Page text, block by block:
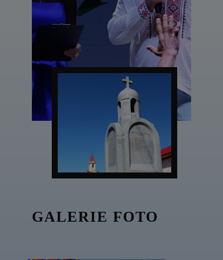
GALERIE FOTO